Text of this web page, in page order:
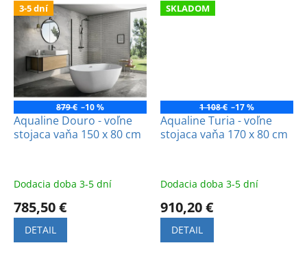
3-5 dní
879 € –10 %
Aqualine Douro - voľne
stojaca vaňa 150 x 80 cm
Dodacia doba 3-5 dní
785,50 €
DETAIL
SKLADOM
1 108 € –17 %
Aqualine Turia - voľne
stojaca vaňa 170 x 80 cm
Dodacia doba 3-5 dní
910,20 €
DETAIL